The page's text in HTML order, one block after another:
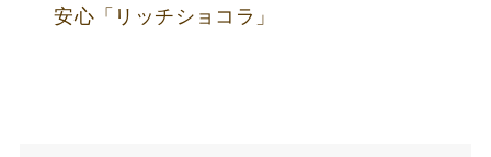
安心「リッチショコラ」